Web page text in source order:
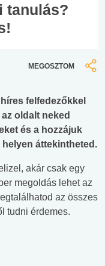
tanulás?
MEGOSZTOM
felfedezőkkel
oldalt neked
és a hozzájuk
áttekintheted.
akár csak egy
megoldás lehet az
az összes
tudni érdemes.